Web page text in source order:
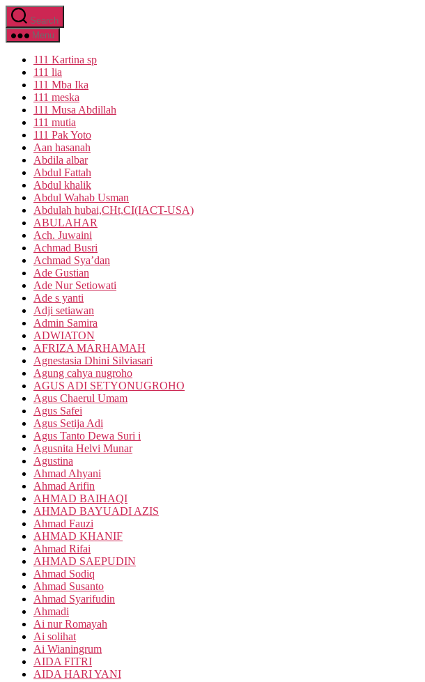
Skip
to
the
Search
Menu
111 Kartina sp
111 lia
111 Mba Ika
111 meska
111 Musa Abdillah
111 mutia
111 Pak Yoto
Aan hasanah
Abdila albar
Abdul Fattah
Abdul khalik
Abdul Wahab Usman
Abdulah hubai,CHt,CI(IACT-USA)
ABULAHAR
Ach. Juwaini
Achmad Busri
Achmad Sya’dan
Ade Gustian
Ade Nur Setiowati
Ade s yanti
Adji setiawan
Admin Samira
ADWIATON
AFRIZA MARHAMAH
Agnestasia Dhini Silviasari
Agung cahya nugroho
AGUS ADI SETYONUGROHO
Agus Chaerul Umam
Agus Safei
Agus Setija Adi
Agus Tanto Dewa Suri i
Agusnita Helvi Munar
Agustina
Ahmad Ahyani
Ahmad Arifin
AHMAD BAIHAQI
AHMAD BAYUADI AZIS
Ahmad Fauzi
AHMAD KHANIF
Ahmad Rifai
AHMAD SAEPUDIN
Ahmad Sodiq
Ahmad Susanto
Ahmad Syarifudin
Ahmadi
Ai nur Romayah
Ai solihat
Ai Wianingrum
AIDA FITRI
AIDA HARI YANI